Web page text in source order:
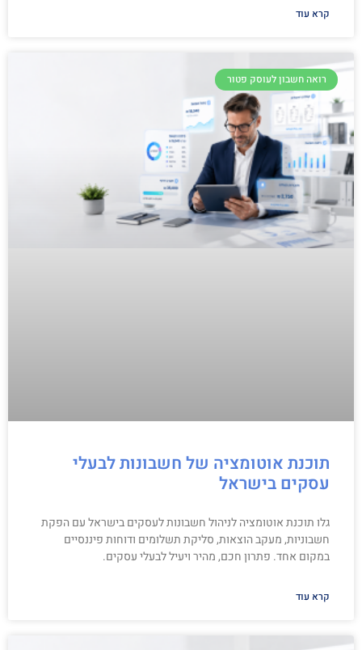
קרא עוד
רואה חשבון לעוסק פטור
תוכנת אוטומציה של חשבונות לבעלי
עסקים בישראל
גלו תוכנת אוטומציה לניהול חשבונות לעסקים בישראל עם הפקת
חשבוניות, מעקב הוצאות, סליקת תשלומים ודוחות פיננסיים
במקום אחד. פתרון חכם, מהיר ויעיל לבעלי עסקים.
קרא עוד